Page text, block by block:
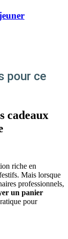
pour ce
cadeaux
riche en
Mais lorsque
professionnels,
un panier
pour